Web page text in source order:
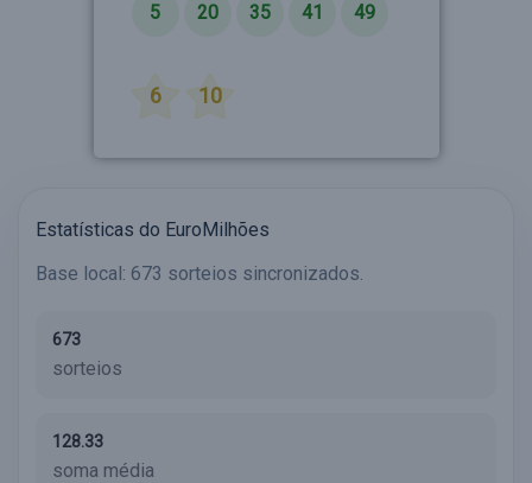
5 20 35 41 49
6 10
Estatísticas do EuroMilhões
Base local: 673 sorteios sincronizados.
673
sorteios
128.33
soma média